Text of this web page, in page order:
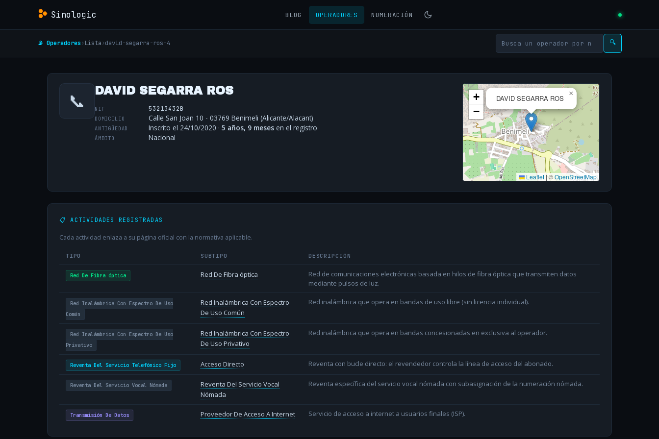
Sinologic BLOG OPERADORES NUMERACIÓN
📡 Operadores› Lista›david-segarra-ros-4 🔍
📞 DAVID SEGARRA ROS
NIF 53213432B
DOMICILIO Calle San Joan 10 - 03769 Benimeli (Alicante/Alacant)
ANTIGÜEDAD Inscrito el 24/10/2020 · 5 años, 9 meses en el registro
ÁMBITO Nacional
DAVID SEGARRA ROS
×
+
−
Leaflet |©OpenStreetMap
📋 ACTIVIDADES REGISTRADAS
Cada actividad enlaza a su página oficial con la normativa aplicable.
TIPO SUBTIPO DESCRIPCIÓN
Red De Fibra óptica Red De Fibra óptica
Red de comunicaciones electrónicas basada en hilos de fibra óptica que transmiten datos
mediante pulsos de luz.
Red Inalámbrica Con Espectro De Uso
Común
Red Inalámbrica Con Espectro
De Uso Común
Red inalámbrica que opera en bandas de uso libre (sin licencia individual).
Red Inalámbrica Con Espectro De Uso
Privativo
Red Inalámbrica Con Espectro
De Uso Privativo
Red inalámbrica que opera en bandas concesionadas en exclusiva al operador.
Reventa Del Servicio Telefónico Fijo Acceso Directo Reventa con bucle directo: el revendedor controla la línea de acceso del abonado.
Reventa Del Servicio Vocal Nómada
Reventa Del Servicio Vocal
Nómada
Reventa específica del servicio vocal nómada con subasignación de la numeración nómada.
Transmisión De Datos Proveedor De Acceso A Internet Servicio de acceso a internet a usuarios finales (ISP).